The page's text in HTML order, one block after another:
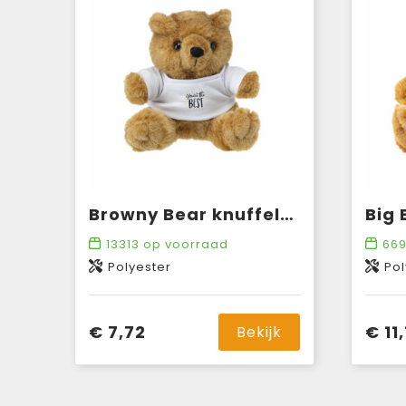
Browny Bear knuffelbeer
13313 op voorraad
Polyester
€ 7,72 Bekijk
Big
€